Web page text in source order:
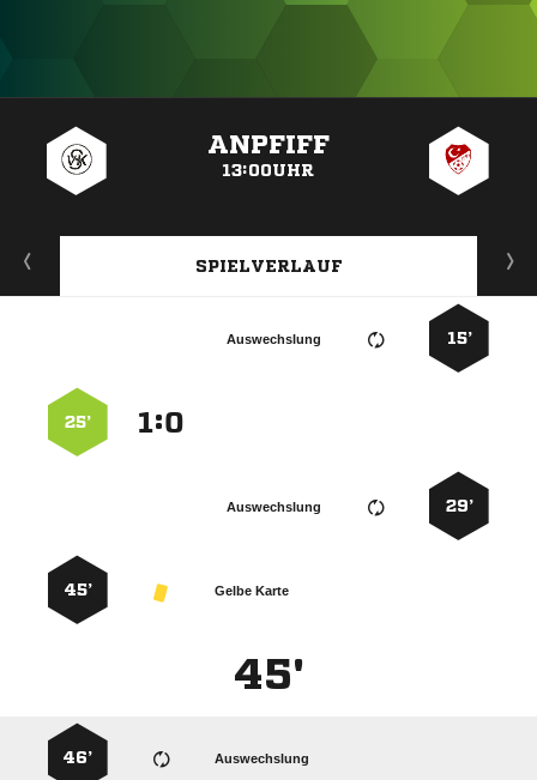
ANPFIFF
13:00UHR
SPIELVERLAUF
15’
Auswechslung
:
25’
29’
Auswechslung
Gelbe Karte
45’
45'
Auswechslung
46’